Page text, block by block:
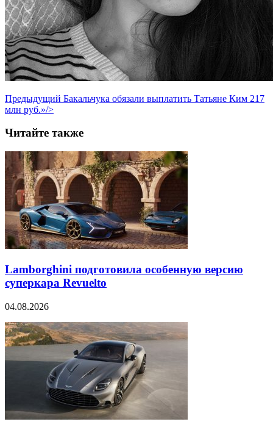
Предыдущий Бакальчука обязали выплатить Татьяне Ким 217
млн руб.»/>
Читайте также
Lamborghini подготовила особенную версию
суперкара Revuelto
04.08.2026